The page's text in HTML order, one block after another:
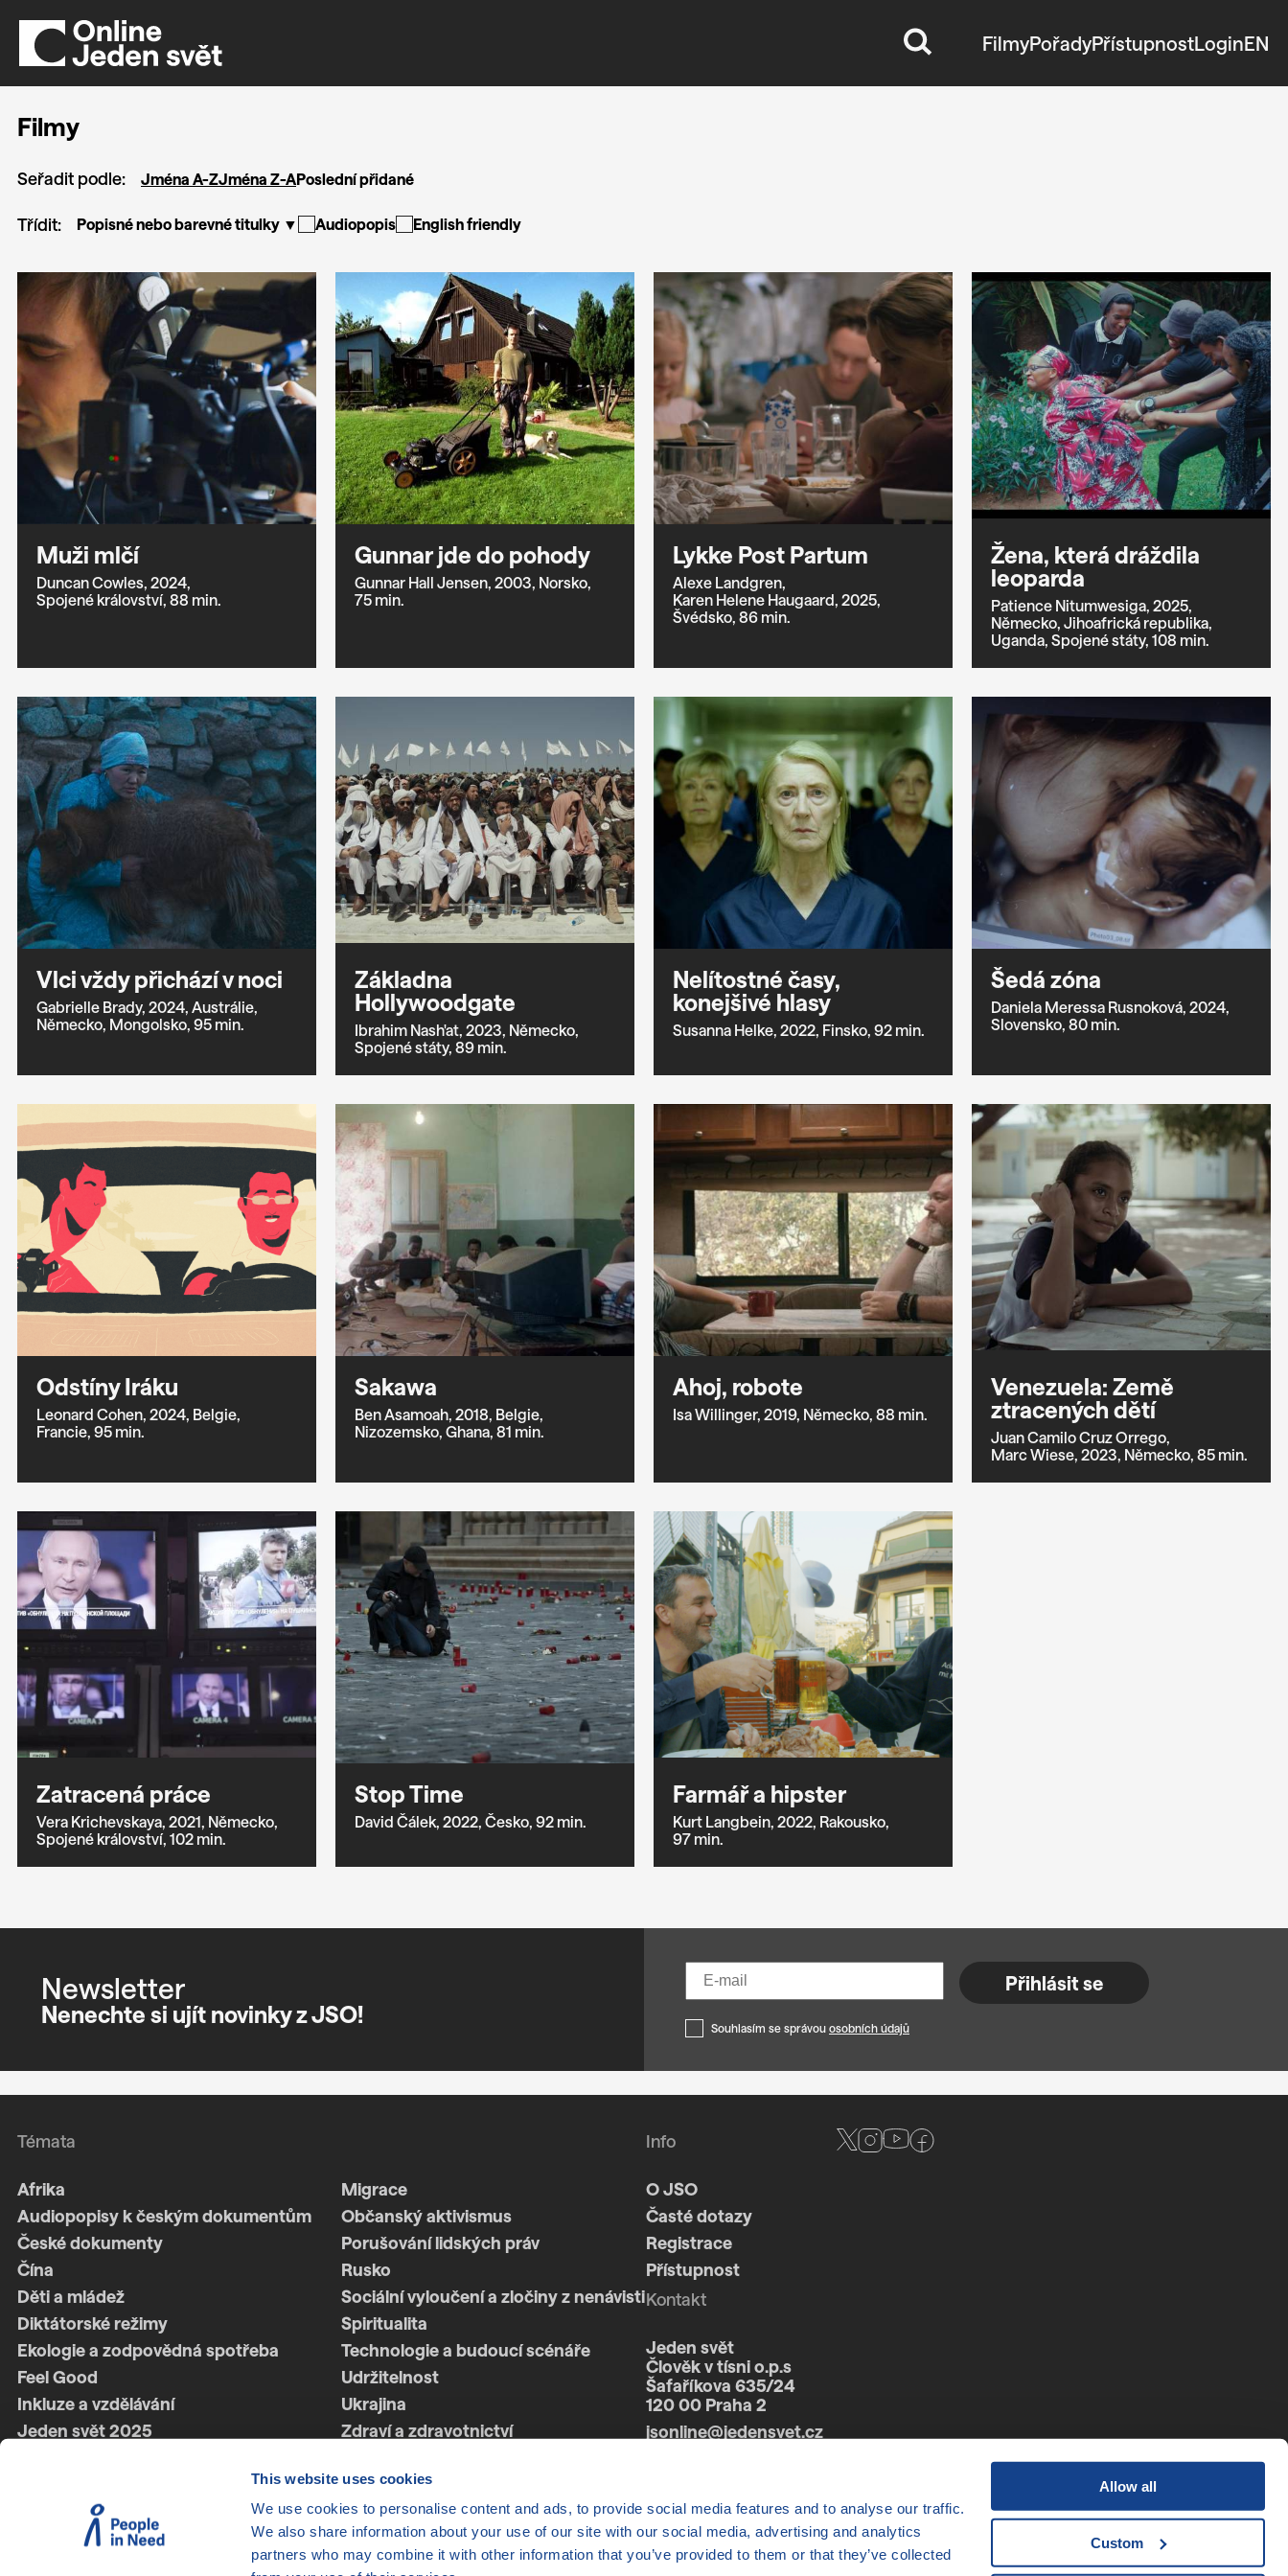
This website uses cookies
We use cookies to personalise content and ads, to provide social media features and to analyse our traffic.
We also share information about your use of our site with our social media, advertising and analytics
partners who may combine it with other information that you’ve provided to them or that they’ve collected
Allow all
Custom
FilmyPořadyPřístupnostLoginEN
Filmy
Seřadit podle: Jména A-ZJména Z-APoslední přidané
Třídit: Popisné nebo barevné titulky ▼ Audiopopis English friendly
Muži mlčí
Duncan Cowles, 2024,
Spojené království, 88 min.
Gunnar jde do pohody
Gunnar Hall Jensen, 2003, Norsko,
75 min.
Lykke Post Partum
Alexe Landgren,
Karen Helene Haugaard, 2025,
Švédsko, 86 min.
Žena, která dráždila
leoparda
Patience Nitumwesiga, 2025,
Německo, Jihoafrická republika,
Uganda, Spojené státy, 108 min.
Vlci vždy přichází v noci
Gabrielle Brady, 2024, Austrálie,
Německo, Mongolsko, 95 min.
Základna
Hollywoodgate
Ibrahim Nash'at, 2023, Německo,
Spojené státy, 89 min.
Nelítostné časy,
konejšivé hlasy
Susanna Helke, 2022, Finsko, 92 min.
Šedá zóna
Daniela Meressa Rusnoková, 2024,
Slovensko, 80 min.
Odstíny Iráku
Leonard Cohen, 2024, Belgie,
Francie, 95 min.
Sakawa
Ben Asamoah, 2018, Belgie,
Nizozemsko, Ghana, 81 min.
Ahoj, robote
Isa Willinger, 2019, Německo, 88 min.
Venezuela: Země
ztracených dětí
Juan Camilo Cruz Orrego,
Marc Wiese, 2023, Německo, 85 min.
Zatracená práce
Vera Krichevskaya, 2021, Německo,
Spojené království, 102 min.
Stop Time
David Čálek, 2022, Česko, 92 min.
Farmář a hipster
Kurt Langbein, 2022, Rakousko,
97 min.
Newsletter
Nenechte si ujít novinky z JSO!
Přihlásit se
Souhlasím se správou osobních údajů
Témata
Afrika
Migrace
Audiopopisy k českým dokumentům
Občanský aktivismus
České dokumenty
Porušování lidských práv
Čína
Rusko
Děti a mládež
Sociální vyloučení a zločiny z nenávisti
Diktátorské režimy
Spiritualita
Ekologie a zodpovědná spotřeba
Technologie a budoucí scénáře
Feel Good
Udržitelnost
Inkluze a vzdělávání
Ukrajina
Jeden svět 2025
Zdraví a zdravotnictví
Životní styl
Info
O JSO
Časté dotazy
Registrace
Přístupnost
Kontakt
Jeden svět
Člověk v tísni o.p.s
Šafaříkova 635/24
120 00 Praha 2
jsonline@jedensvet.cz